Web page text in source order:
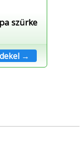
szürke
→